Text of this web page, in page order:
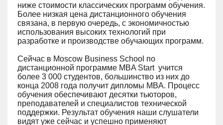
ниже стоимости классических программ обучения.
Более низкая цена дистанционного обучения
связана, в первую очередь, с экономичностью
использования высоких технологий при
разработке и производстве обучающих программ.
Сейчас в Moscow Business School по
дистанционной программе MBA Start учится
более 3 000 студентов, большинство из них до
конца 2008 года получит дипломы MBA. Процесс
обучения обеспечивают десятки тьюторов,
преподавателей и специалистов технической
поддержки. Результат обучения наши слушатели
видят уже сейчас и успешно применяют